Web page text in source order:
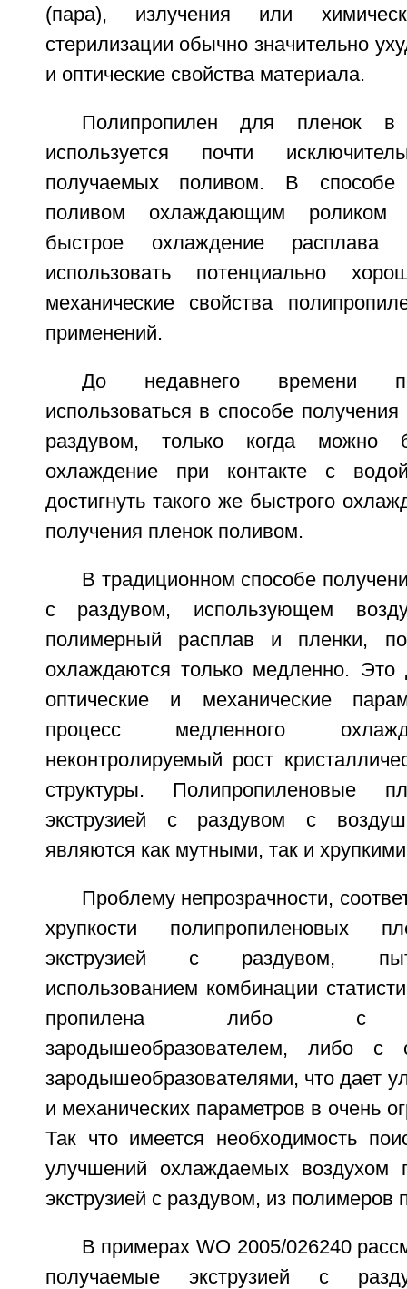
(пара), излучения или
стерилизации обычно значительно
и оптические свойства материала.
Полипропилен для пленок в
используется почти
получаемых поливом. В способе
поливом охлаждающим роликом
быстрое охлаждение
использовать потенциально
механические свойства
применений.
До недавнего времени
использоваться в способе получения
раздувом, только когда можно
охлаждение при контакте с
достигнуть такого же быстрого
получения пленок поливом.
В традиционном способе
с раздувом, использующем
полимерный расплав и пленки,
охлаждаются только медленно. Это
оптические и механические
процесс медленного
неконтролируемый рост
структуры. Полипропиленовые
экструзией с раздувом с
являются как мутными, так и
Проблему непрозрачности,
хрупкости полипропиленовых
экструзией с раздувом,
использованием комбинации
пропилена либо с
зародышеобразователем, либо с
зародышеобразователями, что дает
и механических параметров в очень
Так что имеется необходимость
улучшений охлаждаемых воздухом
экструзией с раздувом, из полимеров
В примерах WO 2005/026240
получаемые экструзией с